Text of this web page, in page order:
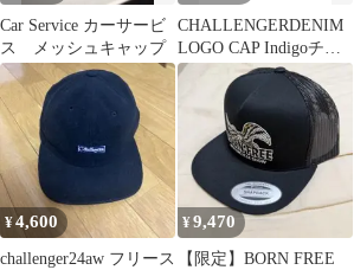
Car Service カーサービ
ス メッシュキャップ
CHALLENGERDENIM
LOGO CAP Indigoチャ
レンジャー藍
¥4,600
challenger24aw フリース
¥9,470
【限定】BORN FREE